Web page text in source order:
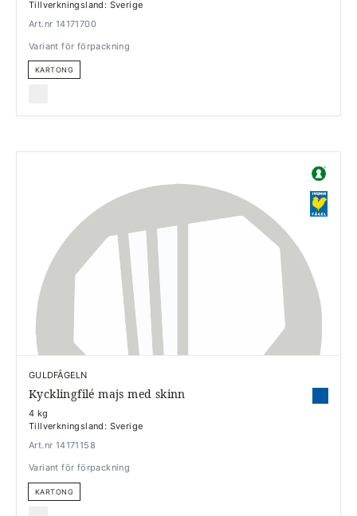
Tillverkningsland: Sverige
Art.nr 14171700
Variant för förpackning
KARTONG
GULDFÅGELN
Kycklingfilé majs med skinn
4 kg
Tillverkningsland: Sverige
Art.nr 14171158
Variant för förpackning
KARTONG